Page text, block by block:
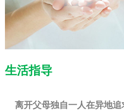
生活指导
离开父母独自一人在异地追